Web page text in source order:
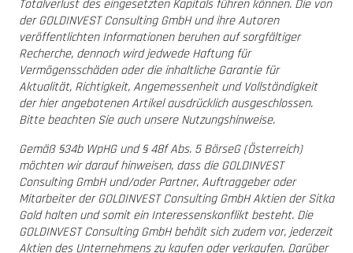
Totalverlust des eingesetzten Kapitals führen können. Die von
der GOLDINVEST Consulting GmbH und ihre Autoren
veröffentlichten Informationen beruhen auf sorgfältiger
Recherche, dennoch wird jedwede Haftung für
Vermögensschäden oder die inhaltliche Garantie für
Aktualität, Richtigkeit, Angemessenheit und Vollständigkeit
der hier angebotenen Artikel ausdrücklich ausgeschlossen.
Bitte beachten Sie auch unsere Nutzungshinweise.
Gemäß §34b WpHG und § 48f Abs. 5 BörseG (Österreich)
möchten wir darauf hinweisen, dass die GOLDINVEST
Consulting GmbH und/oder Partner, Auftraggeber oder
Mitarbeiter der GOLDINVEST Consulting GmbH Aktien der Sitka
Gold halten und somit ein Interessenskonflikt besteht. Die
GOLDINVEST Consulting GmbH behält sich zudem vor, jederzeit
Aktien des Unternehmens zu kaufen oder verkaufen. Darüber